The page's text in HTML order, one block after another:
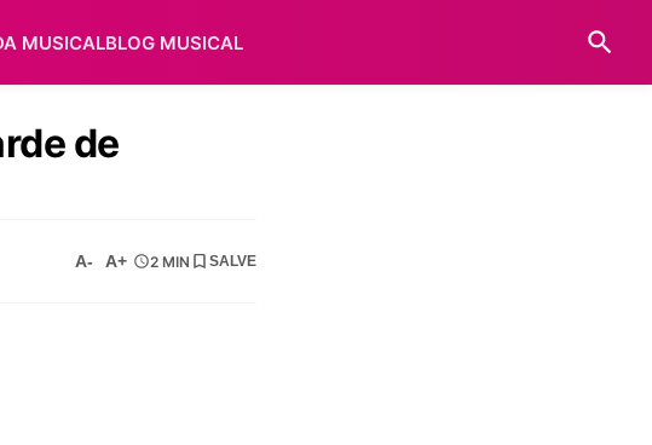
MUSICALBLOG MUSICAL
de
A- A+ 2 MIN SALVE